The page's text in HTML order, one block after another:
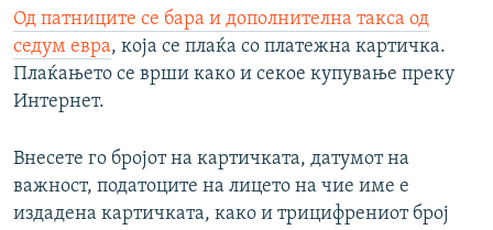
Од патниците се бара и дополнителна такса од
седум евра, која се плаќа со платежна картичка.
Плаќањето се врши како и секое купување преку
Интернет.
Внесете го бројот на картичката, датумот на
важност, податоците на лицето на чие име е
издадена картичката, како и трицифрениот број